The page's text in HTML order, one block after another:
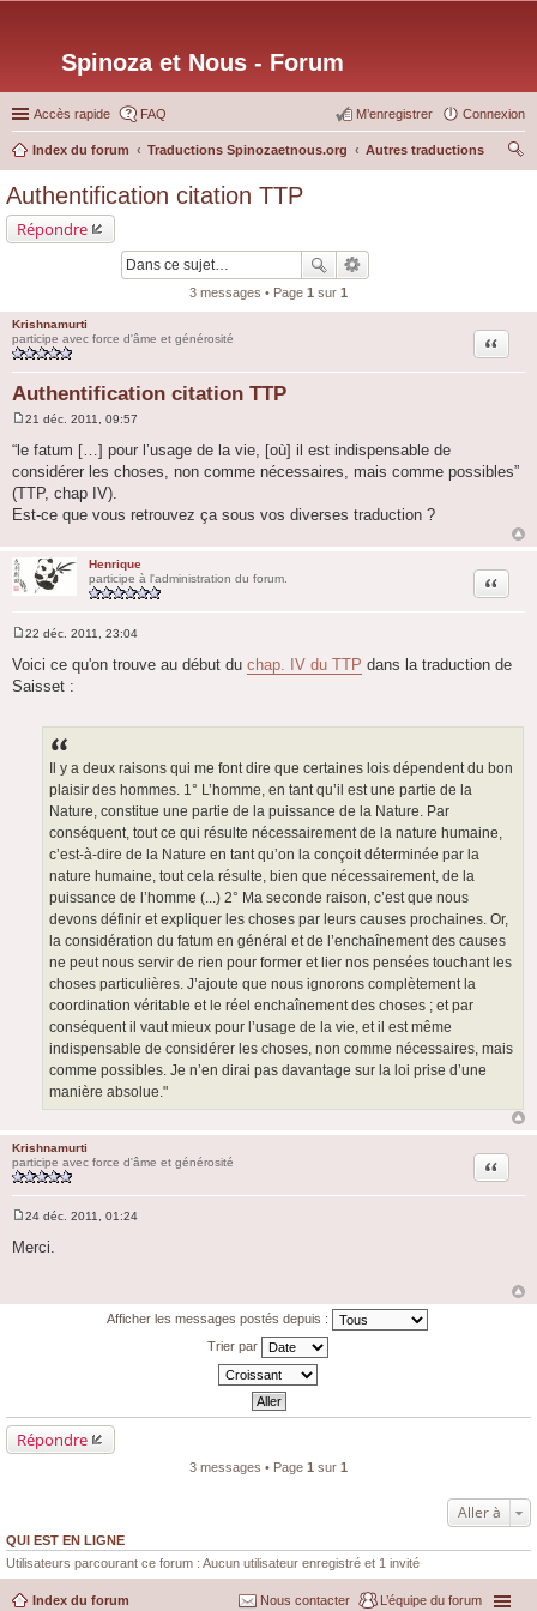
Spinoza et Nous - Forum
Accès rapide FAQ Connexion
M’enregistrer
Index du forum Traductions Spinozaetnous.org
Autres traductions
Authentification citation TTP
Répondre
3 messages • Page 1 sur 1
Krishnamurti
participe avec force d'âme et générosité
Authentification citation TTP
Citation
s
s
a
g
e
21 déc. 2011, 09:57
“le fatum […] pour l’usage de la vie, [où] il est indispensable de
considérer les choses, non comme nécessaires, mais comme possibles”
(TTP, chap IV).
Est-ce que vous retrouvez ça sous vos diverses traduction ?
Henrique
participe à l'administration du forum.
Citation
e
s
s
22 déc. 2011, 23:04
Voici ce qu'on trouve au début du chap. IV du TTP dans la traduction de
Saisset :
Il y a deux raisons qui me font dire que certaines lois dépendent du bon
plaisir des hommes. 1° L’homme, en tant qu’il est une partie de la
Nature, constitue une partie de la puissance de la Nature. Par
conséquent, tout ce qui résulte nécessairement de la nature humaine,
c’est-à-dire de la Nature en tant qu’on la conçoit déterminée par la
nature humaine, tout cela résulte, bien que nécessairement, de la
puissance de l’homme (...) 2° Ma seconde raison, c’est que nous
devons définir et expliquer les choses par leurs causes prochaines. Or,
la considération du fatum en général et de l’enchaînement des causes
ne peut nous servir de rien pour former et lier nos pensées touchant les
choses particulières. J’ajoute que nous ignorons complètement la
coordination véritable et le réel enchaînement des choses ; et par
conséquent il vaut mieux pour l’usage de la vie, et il est même
indispensable de considérer les choses, non comme nécessaires, mais
comme possibles. Je n’en dirai pas davantage sur la loi prise d’une
manière absolue."
Krishnamurti
participe avec force d'âme et générosité
Citation
e
s
24 déc. 2011, 01:24
Merci.
Afficher les messages postés depuis :
Trier par
Répondre
3 messages • Page 1 sur 1
Aller à
QUI EST EN LIGNE
Utilisateurs parcourant ce forum : Aucun utilisateur enregistré et 1 invité
Index du forum L’équipe du forum
Nous contacter